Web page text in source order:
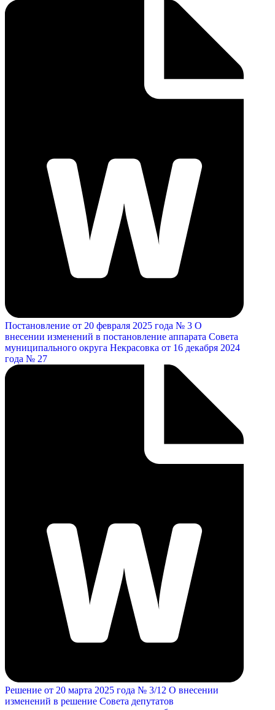
Постановление от 20 февраля 2025 года № 3 О
внесении изменений в постановление аппарата Совета
муниципального округа Некрасовка от 16 декабря 2024
года № 27
Решение от 20 марта 2025 года № 3/12 О внесении
изменений в решение Совета депутатов